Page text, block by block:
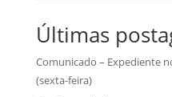
Últimas
Comunicado – Expediente
(sexta-feira)